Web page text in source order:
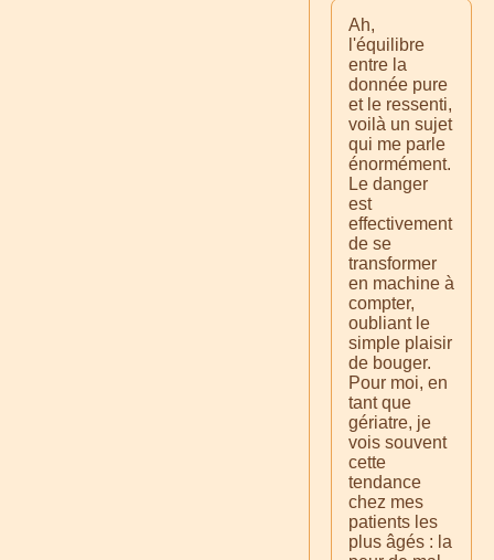
Ah,
l'équilibre
entre la
donnée pure
et le ressenti,
voilà un sujet
qui me parle
énormément.
Le danger
est
effectivement
de se
transformer
en machine à
compter,
oubliant le
simple plaisir
de bouger.
Pour moi, en
tant que
gériatre, je
vois souvent
cette
tendance
chez mes
patients les
plus âgés : la